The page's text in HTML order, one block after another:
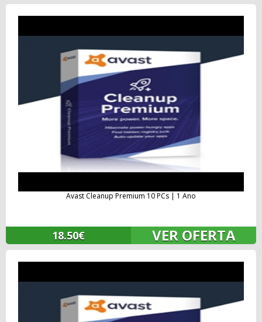
Avast Cleanup Premium 10 PCs | 1 Ano
18.50€ VER OFERTA